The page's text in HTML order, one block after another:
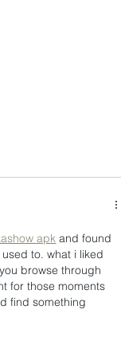
apk and found
to. what i liked
browse through
for those moments
find something